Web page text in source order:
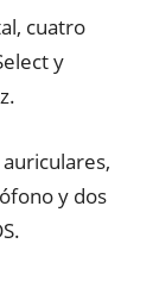
cuatro
y
y dos